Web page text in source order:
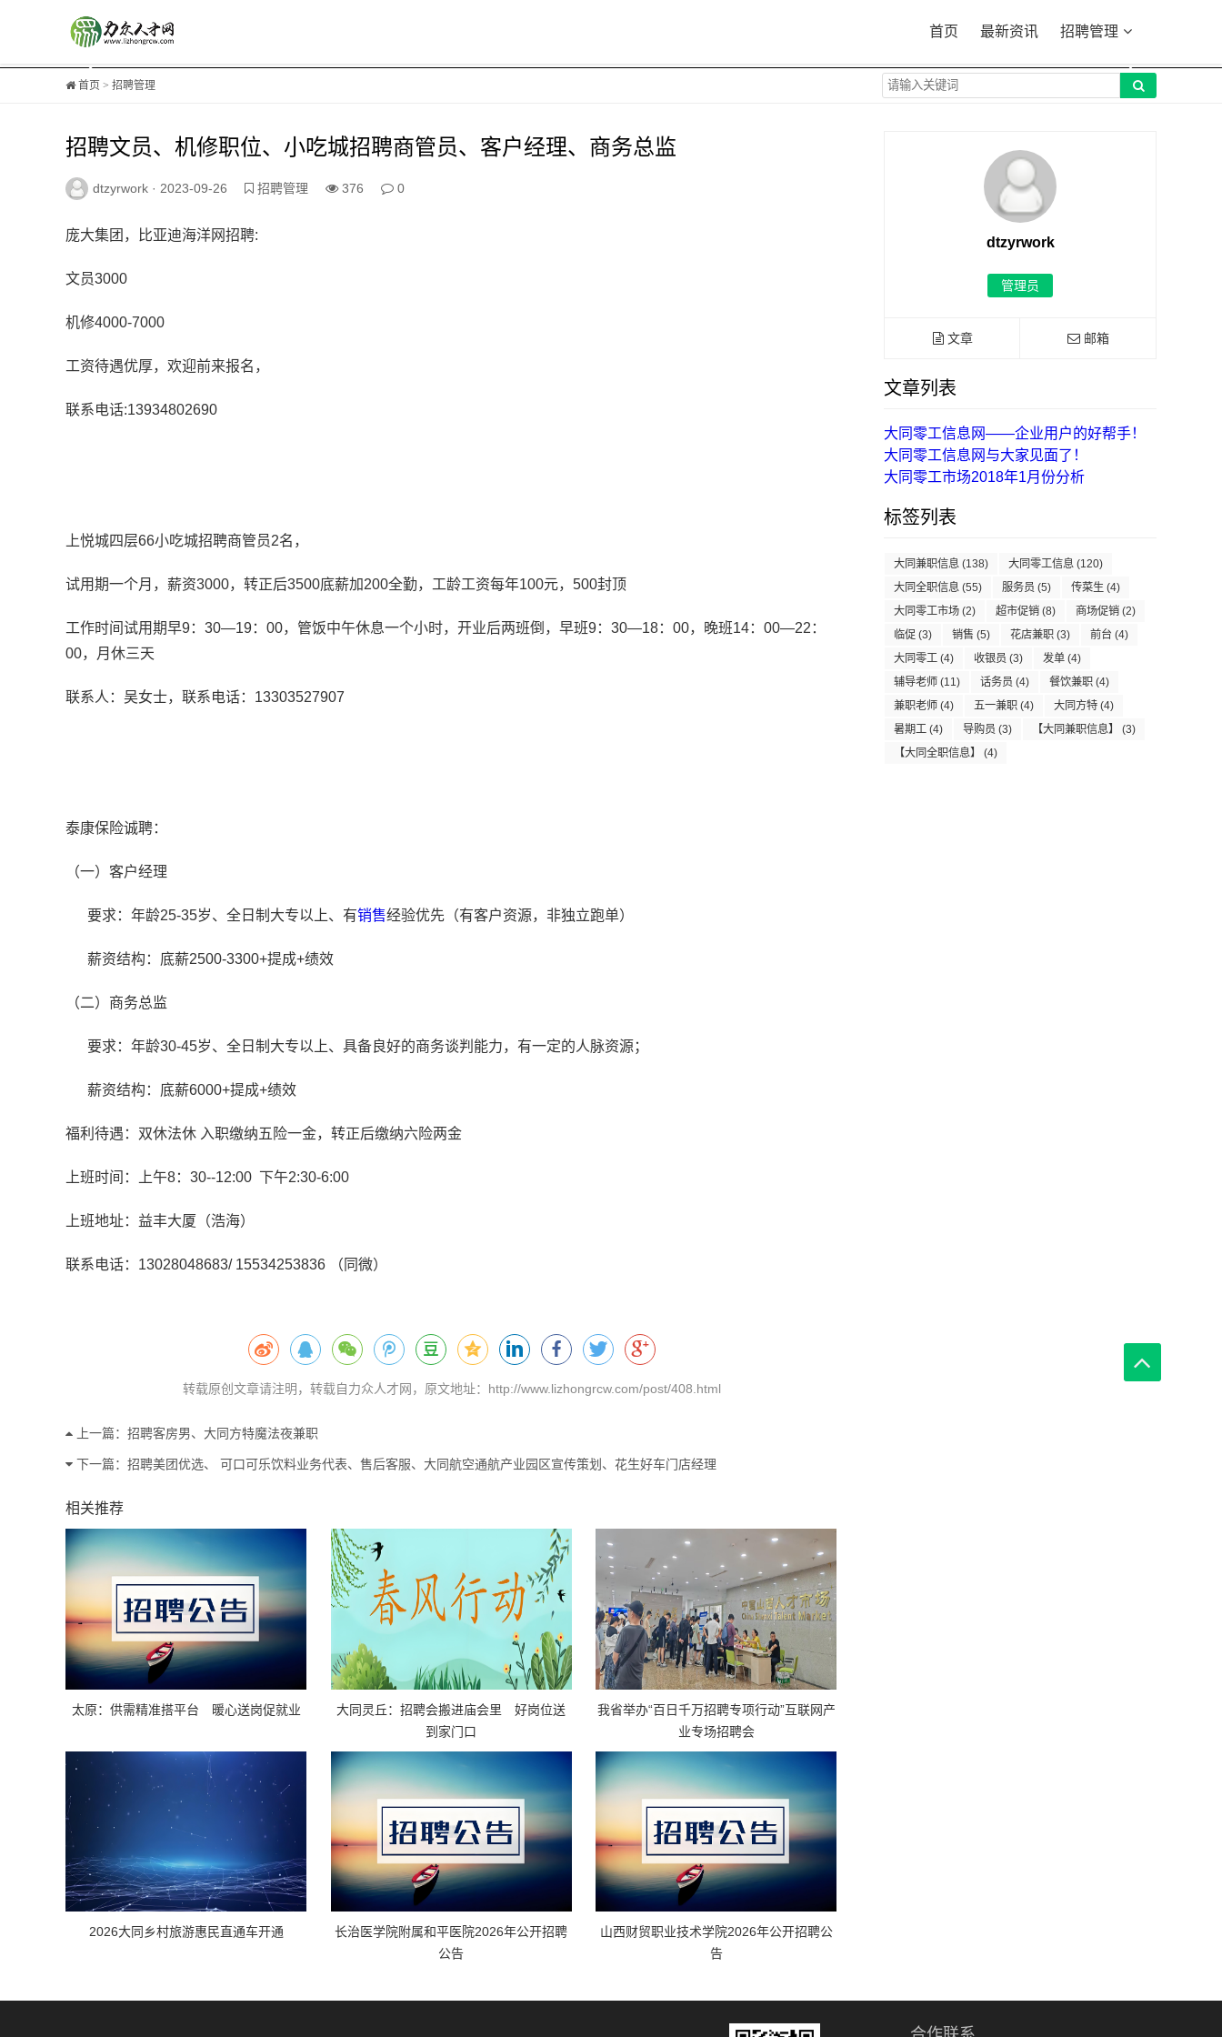
首页 最新资讯 招聘管理
首页 > 招聘管理
招聘文员、机修职位、小吃城招聘商管员、客户经理、商务总监
dtzyrwork · 2023-09-26 招聘管理 376 0
庞大集团，比亚迪海洋网招聘:
文员3000
机修4000-7000
工资待遇优厚，欢迎前来报名，
联系电话:13934802690
上悦城四层66小吃城招聘商管员2名，
试用期一个月，薪资3000，转正后3500底薪加200全勤，工龄工资每年100元，500封顶
工作时间试用期早9：30—19：00，管饭中午休息一个小时，开业后两班倒，早班9：30—18：00，晚班14：00—22：
00，月休三天
联系人：吴女士，联系电话：13303527907
泰康保险诚聘：
（一）客户经理
要求：年龄25-35岁、全日制大专以上、有销售经验优先（有客户资源，非独立跑单）
薪资结构：底薪2500-3300+提成+绩效
（二）商务总监
要求：年龄30-45岁、全日制大专以上、具备良好的商务谈判能力，有一定的人脉资源；
薪资结构：底薪6000+提成+绩效
福利待遇：双休法休 入职缴纳五险一金，转正后缴纳六险两金
上班时间：上午8：30--12:00 下午2:30-6:00
上班地址：益丰大厦（浩海）
联系电话：13028048683/ 15534253836 （同微）
转载原创文章请注明，转载自力众人才网，原文地址：http://www.lizhongrcw.com/post/408.html
上一篇： 招聘客房男、大同方特魔法夜兼职
下一篇： 招聘美团优选、 可口可乐饮料业务代表、售后客服、大同航空通航产业园区宣传策划、花生好车门店经理
相关推荐
太原：供需精准搭平台 暖心送岗促就业
大同灵丘：招聘会搬进庙会里 好岗位送
到家门口
我省举办“百日千万招聘专项行动”互联网产
业专场招聘会
2026大同乡村旅游惠民直通车开通
长治医学院附属和平医院2026年公开招聘
公告
山西财贸职业技术学院2026年公开招聘公
告
dtzyrwork
管理员
文章 邮箱
文章列表
大同零工信息网——企业用户的好帮手！
大同零工信息网与大家见面了！
大同零工市场2018年1月份分析
标签列表
大同兼职信息 (138) 大同零工信息 (120)
大同全职信息 (55) 服务员 (5) 传菜生 (4)
大同零工市场 (2) 超市促销 (8) 商场促销 (2)
临促 (3) 销售 (5) 花店兼职 (3) 前台 (4)
大同零工 (4) 收银员 (3) 发单 (4)
辅导老师 (11) 话务员 (4) 餐饮兼职 (4)
兼职老师 (4) 五一兼职 (4) 大同方特 (4)
暑期工 (4) 导购员 (3) 【大同兼职信息】
(3)
【大同全职信息】
(4)